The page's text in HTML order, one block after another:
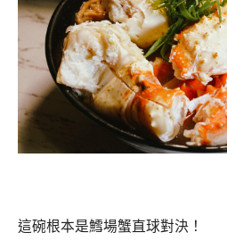
這碗根本是鱈場蟹直球對決！